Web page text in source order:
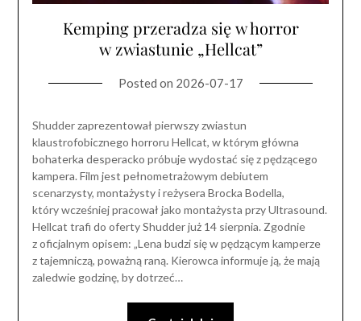
Kemping przeradza się w horror
w zwiastunie „Hellcat”
Posted on 2026-07-17
Shudder zaprezentował pierwszy zwiastun
klaustrofobicznego horroru Hellcat, w którym główna
bohaterka desperacko próbuje wydostać się z pędzącego
kampera. Film jest pełnometrażowym debiutem
scenarzysty, montażysty i reżysera Brocka Bodella,
który wcześniej pracował jako montażysta przy Ultrasound.
Hellcat trafi do oferty Shudder już 14 sierpnia. Zgodnie
z oficjalnym opisem: „Lena budzi się w pędzącym kamperze
z tajemniczą, poważną raną. Kierowca informuje ją, że mają
zaledwie godzinę, by dotrzeć…